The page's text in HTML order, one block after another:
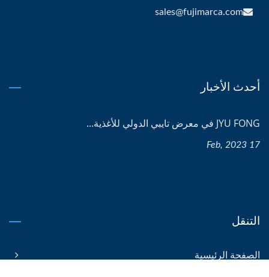
sales@fujimarca.com
أحدث الأخبار
JYU FONG في معرض تايبي الدولي للأغذية...
17 Feb, 2023
التنقل
الصفحة الرئيسية